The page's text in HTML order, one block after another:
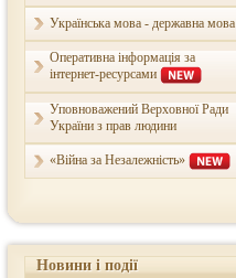
Українська мова - державна мова
Оперативна інформація за
інтернет-ресурсами
Уповноважений Верховної Ради
України з прав людини
«Війна за Незалежність»
Новини і події